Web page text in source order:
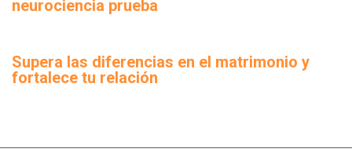
neurociencia prueba
Supera las diferencias en el matrimonio y
fortalece tu relación